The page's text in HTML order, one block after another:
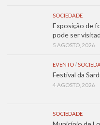
SOCIEDADE
Exposição de
pode ser
5 AGOSTO, 2026
EVENTO/
Festival da
4 AGOSTO, 2026
SOCIEDADE